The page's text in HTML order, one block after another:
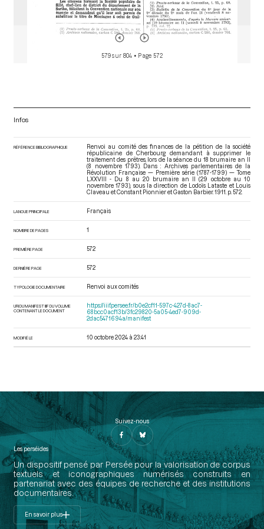
579 sur 804 • Page 572
Infos
RÉFÉRENCE BIBLIOGRAPHIQUE
Renvoi au comité des finances de la pétition de la société
républicaine de Cherbourg demandant à supprimer le
traitement des prêtres, lors de la séance du 18 brumaire an II
(8 novembre 1793). Dans : Archives parlementaires de la
Révolution Française — Première série (1787-1799) — Tome
LXXVIII - Du 8 au 20 brumaire an II (29 octobre au 10
novembre 1793) , sous la direction de Lodoïs Lataste et Louis
Claveau et Constant Pionnier et Gaston Barbier. 1911. p. 572.
LANGUE PRINCIPALE Français
NOMBRE DE PAGES 1
PREMIÈRE PAGE 572
DERNIÈRE PAGE 572
TYPOLOGIE DOCUMENTAIRE Renvoi aux comités
URI DU MANIFEST IIIF DU VOLUME
CONTENANT LE DOCUMENT
https://iiif.persee.fr/b0e2cf11-597c-427d-8ac7-
68bcc0acf13b/3fc29820-5a05-4ed7-909d-
2dac5471694a/manifest
MODIFIÉ LE 10 octobre 2024 à 23:41
Suivez-nous
Les perséides
Un dispositif pensé par Persée pour la valorisation de corpus
textuels et iconographiques numérisés construits en
partenariat avec des équipes de recherche et des institutions
documentaires.
En savoir plus